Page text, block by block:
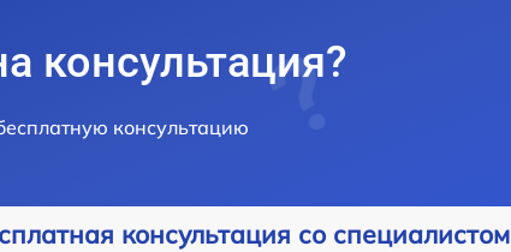
консультация?
консультацию
консультация со специалистом